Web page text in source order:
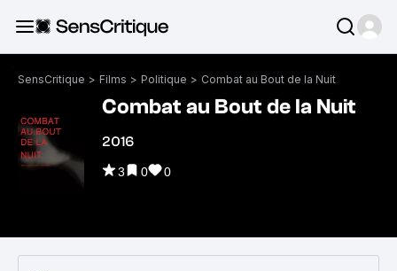
SensCritique > Films > Politique > Combat au Bout de la Nuit
Combat au Bout de la Nuit
2016
3 0 0